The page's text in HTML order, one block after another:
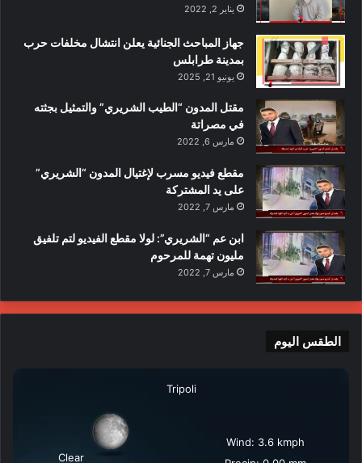
يناير 2, 2022
جهاز المباحث الجنائية يعلن انتشال مخلفات حرب
بمدينة طرابلس
يونيو 21, 2025
مقتل المدون “الطيب الشريري” والتمثيل بجثته
في مصراتة
مارس 6, 2022
مقطع فيديو مسرب لإغتيال المدون “الشريري”
على يد المشتركة
مارس 7, 2022
ابن عم “الشريري”: لولا مقطع الفيديو لتم تلفيق
مليون تهمة للمرحوم
مارس 7, 2022
الطقس اليوم
Tripoli
Clear
Wind: 3.6 kmph